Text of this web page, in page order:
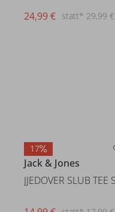
statt* 29,99 €
24,99 €
17
Jack & Jones